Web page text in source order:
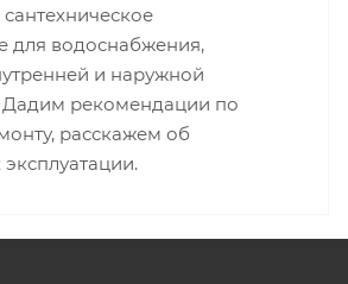
для водоснабжения,
и наружной
Дадим рекомендации по
расскажем об